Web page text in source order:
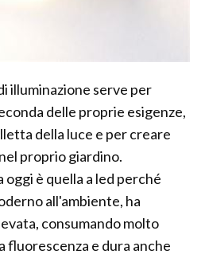
illuminazione serve per
delle proprie esigenze,
della luce e per creare
proprio giardino.
oggi è quella a led perché
all'ambiente, ha
consumando molto
fluorescenza e dura anche